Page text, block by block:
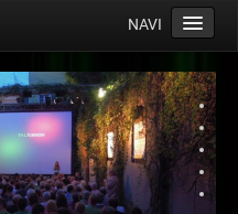
NAVI